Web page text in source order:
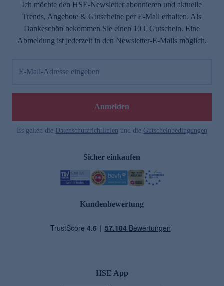
Ich möchte den HSE-Newsletter abonnieren und aktuelle
Trends, Angebote & Gutscheine per E-Mail erhalten. Als
Dankeschön bekommen Sie einen 10 € Gutschein. Eine
Abmeldung ist jederzeit in den Newsletter-E-Mails möglich.
E-Mail-Adresse eingeben
Anmelden
Es gelten die Datenschutzrichtlinien und die Gutscheinbedingungen
Sicher einkaufen
Kundenbewertung
HSE App